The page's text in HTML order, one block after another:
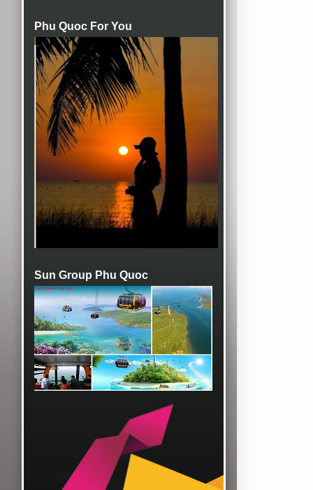
Phu Quoc For You
Sun Group Phu Quoc